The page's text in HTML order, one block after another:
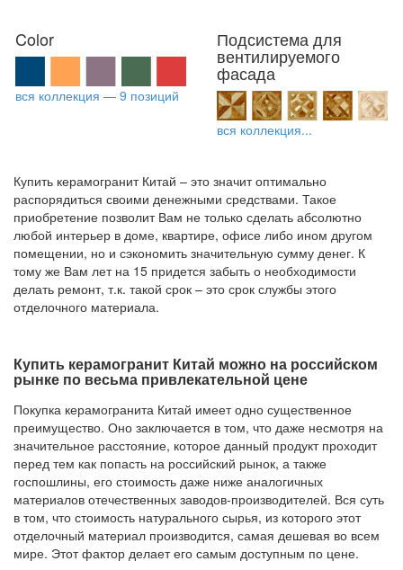
Color
вся коллекция — 9 позиций
Подсистема для
вентилируемого
фасада
вся коллекция...
Купить керамогранит Китай – это значит оптимально
распорядиться своими денежными средствами. Такое
приобретение позволит Вам не только сделать абсолютно
любой интерьер в доме, квартире, офисе либо ином другом
помещении, но и сэкономить значительную сумму денег. К
тому же Вам лет на 15 придется забыть о необходимости
делать ремонт, т.к. такой срок – это срок службы этого
отделочного материала.
Купить керамогранит Китай можно на российском
рынке по весьма привлекательной цене
Покупка керамогранита Китай имеет одно существенное
преимущество. Оно заключается в том, что даже несмотря на
значительное расстояние, которое данный продукт проходит
перед тем как попасть на российский рынок, а также
госпошлины, его стоимость даже ниже аналогичных
материалов отечественных заводов-производителей. Вся суть
в том, что стоимость натурального сырья, из которого этот
отделочный материал производится, самая дешевая во всем
мире. Этот фактор делает его самым доступным по цене.